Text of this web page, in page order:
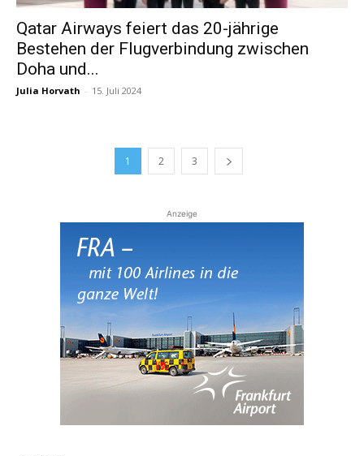
Qatar Airways feiert das 20-jährige
Bestehen der Flugverbindung zwischen
Doha und...
Julia Horvath - 15. Juli 2024
1 2 3
Anzeige